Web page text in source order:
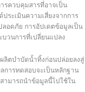
รควบคุมสารที่อาจเป็น
ระเมินความเสี่ยงจากการ
อดภัย การอัปเดตข้อมูลเป็น
บวนการที่เปลี่ยนแปลง
ลิตบำบัดน้ำทิ้งก่อนปล่อยลงสู่
การทดสอบจะเป็นหลักฐาน
ามารถนำข้อมูลนี้ไปใช้ใน